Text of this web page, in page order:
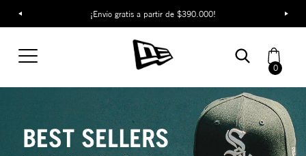
¡Envío gratis a partir de $390.000!
0